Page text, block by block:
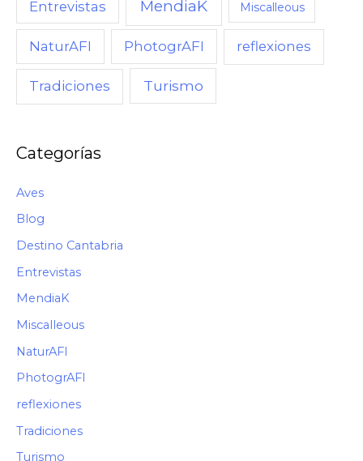
Entrevistas MendiaK Miscalleous
NaturAFI PhotogrAFI reflexiones
Tradiciones Turismo
Categorías
Aves
Blog
Destino Cantabria
Entrevistas
MendiaK
Miscalleous
NaturAFI
PhotogrAFI
reflexiones
Tradiciones
Turismo